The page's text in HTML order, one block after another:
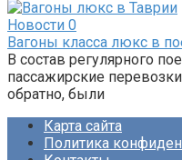
Новости 0
Вагоны класса люкс в
В состав регулярного
пассажирские
обратно, были
Карта сайта
Политика